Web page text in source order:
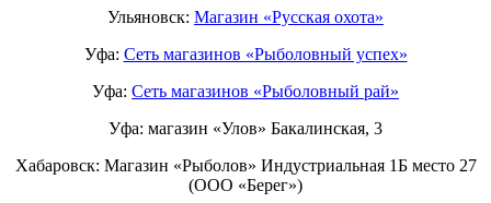
Ульяновск: Магазин «Русская охота»
Уфа: Сеть магазинов «Рыболовный успех»
Уфа: Сеть магазинов «Рыболовный рай»
Уфа: магазин «Улов» Бакалинская, 3
Хабаровск: Магазин «Рыболов» Индустриальная 1Б место 27
(ООО «Берег»)